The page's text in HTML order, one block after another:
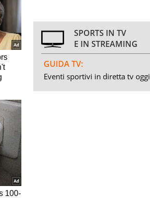
SPORTS IN TV
E IN STREAMING
GUIDA TV:
Eventi sportivi in diretta tv oggi